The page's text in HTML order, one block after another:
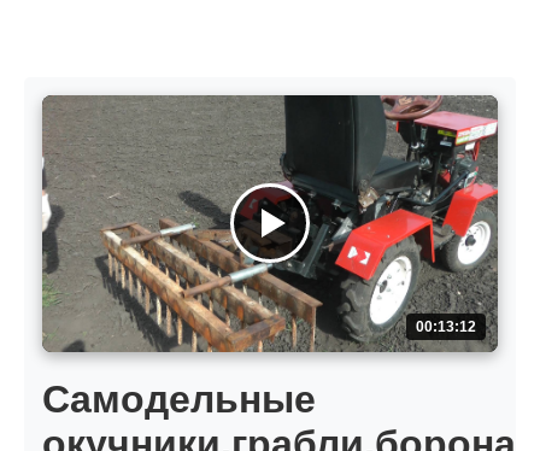
00:13:12
Самодельные